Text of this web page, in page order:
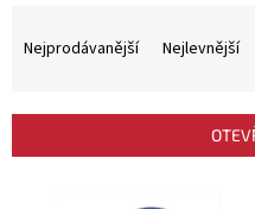
n
Nejprodávanější Nejlevnější